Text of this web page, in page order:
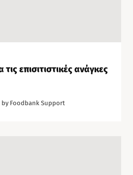
τις επισιτιστικές ανάγκες
by Foodbank Support